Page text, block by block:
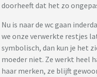
doorheeft dat het zo
Nu is naar de wc gaan
we onze verwerkte restjes
symbolisch, dan kun je het
moeder niet. Ze werkt heel
haar merken, ze blijft